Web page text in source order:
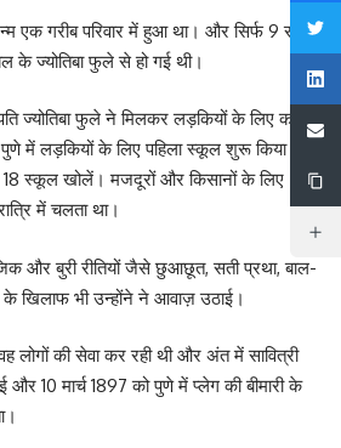
एक गरीब परिवार में हुआ था। और सिर्फ 9 साल
के ज्‍योतिबा फुले से हो गई थी।
ज्‍योतिबा फुले ने मिलकर लड़कियों के लिए काम
में लड़कियों के लिए पहिला स्कूल शुरू किया।
18 स्कूल खोलें। मजदूरों और किसानों के लिए
में चलता था।
और बुरी रीतियों जैसे छुआछूत, सती प्रथा, बाल-
के खिलाफ भी उन्होंने ने आवाज़ उठाई।
लोगों की सेवा कर रही थी और अंत में सावित्री
10 मार्च 1897 को पुणे में प्लेग की बीमारी के